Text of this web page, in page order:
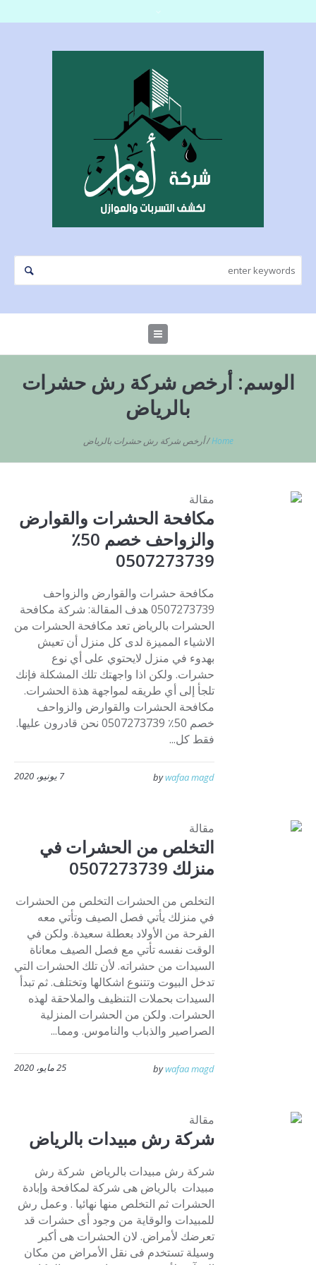
الوسم:أرخص شركة رش حشرات
بالرياض
Home
/أرخص شركة رش حشرات بالرياض
مقالة
مكافحة الحشرات والقوارض
والزواحف خصم 50٪
0507273739
مكافحة حشرات والقوارض والزواحف
0507273739 هدف المقالة: شركة مكافحة
الحشرات بالرياض تعد مكافحة الحشرات من
الاشياء المميزة لدى كل منزل أن تعيش
بهدوء في منزل لايحتوي على أي نوع
حشرات. ولكن اذا واجهتك تلك المشكلة فإنك
تلجأ إلى أي طريقه لمواجهة هذة الحشرات.
مكافحة الحشرات والقوارض والزواحف
خصم 50٪ 0507273739 نحن قادرون عليها.
فقط كل...
7 يونيو، 2020 bywafaa magd
مقالة
التخلص من الحشرات في
منزلك 0507273739
التخلص من الحشرات التخلص من الحشرات
في منزلك يأتي فصل الصيف وتأتي معه
الفرحة من الأولاد بعطلة سعيدة. ولكن في
الوقت نفسه تأتي مع فصل الصيف معاناة
السيدات من حشراته. لأن تلك الحشرات التي
تدخل البيوت وتتنوع اشكالها وتختلف. ثم تبدأ
السيدات بحملات التنظيف والملاحقة لهذه
الحشرات. ولكن من الحشرات المنزلية
الصراصير والذباب والناموس. ومما...
25 مايو، 2020 bywafaa magd
مقالة
شركة رش مبيدات بالرياض
شركة رش مبيدات بالرياض شركة رش
مبيدات بالرياض هى شركة لمكافحة وإبادة
الحشرات ثم التخلص منها نهائيا . وعمل رش
للمبيدات والوقاية من وجود أى حشرات قد
تعرضك لأمراض. لان الحشرات هى أكبر
وسيلة تستخدم فى نقل الأمراض من مكان